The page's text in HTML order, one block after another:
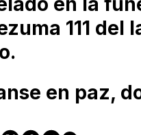
111 del
en paz,